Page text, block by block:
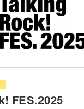
FES.2025